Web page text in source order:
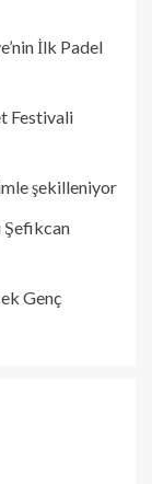
İlk Padel
Festivali
şekilleniyor
Şefikcan
Genç